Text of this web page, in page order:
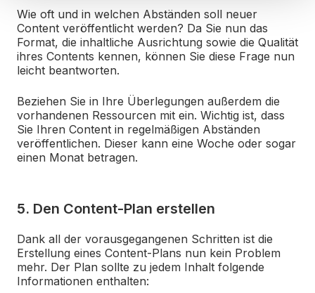
Wie oft und in welchen Abständen soll neuer
Content veröffentlicht werden? Da Sie nun das
Format, die inhaltliche Ausrichtung sowie die Qualität
ihres Contents kennen, können Sie diese Frage nun
leicht beantworten.
Beziehen Sie in Ihre Überlegungen außerdem die
vorhandenen Ressourcen mit ein. Wichtig ist, dass
Sie Ihren Content in regelmäßigen Abständen
veröffentlichen. Dieser kann eine Woche oder sogar
einen Monat betragen.
5. Den Content-Plan erstellen
Dank all der vorausgegangenen Schritten ist die
Erstellung eines Content-Plans nun kein Problem
mehr. Der Plan sollte zu jedem Inhalt folgende
Informationen enthalten: